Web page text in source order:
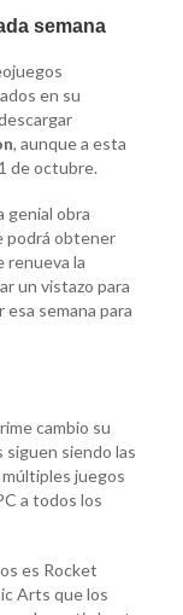
semana
en su
, aunque a esta
de octubre.
genial obra
podrá obtener
renueva la
un vistazo para
semana para
cambio su
siguen siendo las
múltiples juegos
a todos los
es Rocket
Arts que los